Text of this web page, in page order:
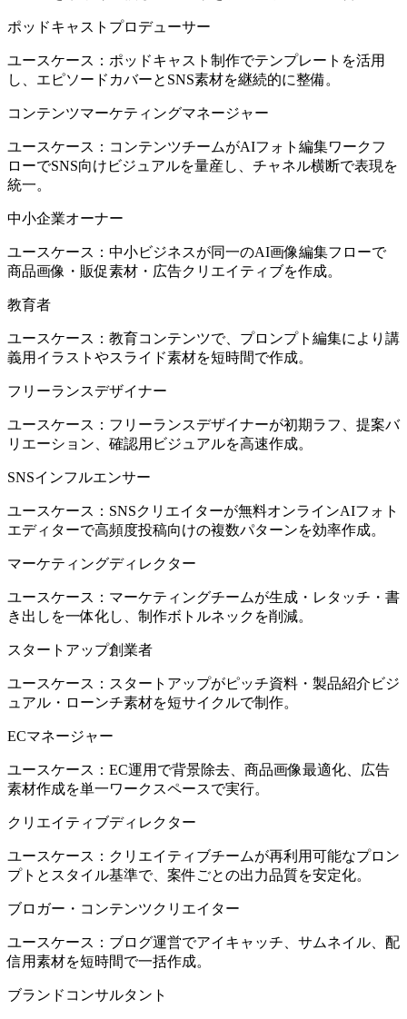
ポッドキャストプロデューサー
ユースケース：ポッドキャスト制作でテンプレートを活用
し、エピソードカバーとSNS素材を継続的に整備。
コンテンツマーケティングマネージャー
ユースケース：コンテンツチームがAIフォト編集ワークフ
ローでSNS向けビジュアルを量産し、チャネル横断で表現を
統一。
中小企業オーナー
ユースケース：中小ビジネスが同一のAI画像編集フローで
商品画像・販促素材・広告クリエイティブを作成。
教育者
ユースケース：教育コンテンツで、プロンプト編集により講
義用イラストやスライド素材を短時間で作成。
フリーランスデザイナー
ユースケース：フリーランスデザイナーが初期ラフ、提案バ
リエーション、確認用ビジュアルを高速作成。
SNSインフルエンサー
ユースケース：SNSクリエイターが無料オンラインAIフォト
エディターで高頻度投稿向けの複数パターンを効率作成。
マーケティングディレクター
ユースケース：マーケティングチームが生成・レタッチ・書
き出しを一体化し、制作ボトルネックを削減。
スタートアップ創業者
ユースケース：スタートアップがピッチ資料・製品紹介ビジ
ュアル・ローンチ素材を短サイクルで制作。
ECマネージャー
ユースケース：EC運用で背景除去、商品画像最適化、広告
素材作成を単一ワークスペースで実行。
クリエイティブディレクター
ユースケース：クリエイティブチームが再利用可能なプロン
プトとスタイル基準で、案件ごとの出力品質を安定化。
ブロガー・コンテンツクリエイター
ユースケース：ブログ運営でアイキャッチ、サムネイル、配
信用素材を短時間で一括作成。
ブランドコンサルタント